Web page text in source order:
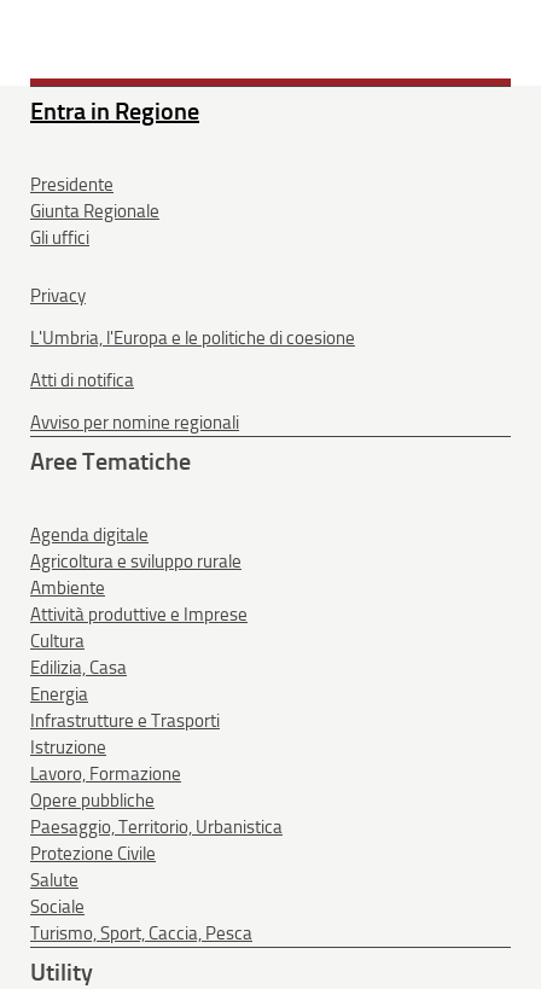
Entra in Regione
Presidente
Giunta Regionale
Gli uffici
Privacy
L'Umbria, l'Europa e le politiche di coesione
Atti di notifica
Avviso per nomine regionali
Aree Tematiche
Agenda digitale
Agricoltura e sviluppo rurale
Ambiente
Attività produttive e Imprese
Cultura
Edilizia, Casa
Energia
Infrastrutture e Trasporti
Istruzione
Lavoro, Formazione
Opere pubbliche
Paesaggio, Territorio, Urbanistica
Protezione Civile
Salute
Sociale
Turismo, Sport, Caccia, Pesca
Utility